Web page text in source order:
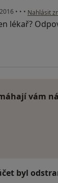
• • • podle
Nahlásit
lékař?
vám
byl